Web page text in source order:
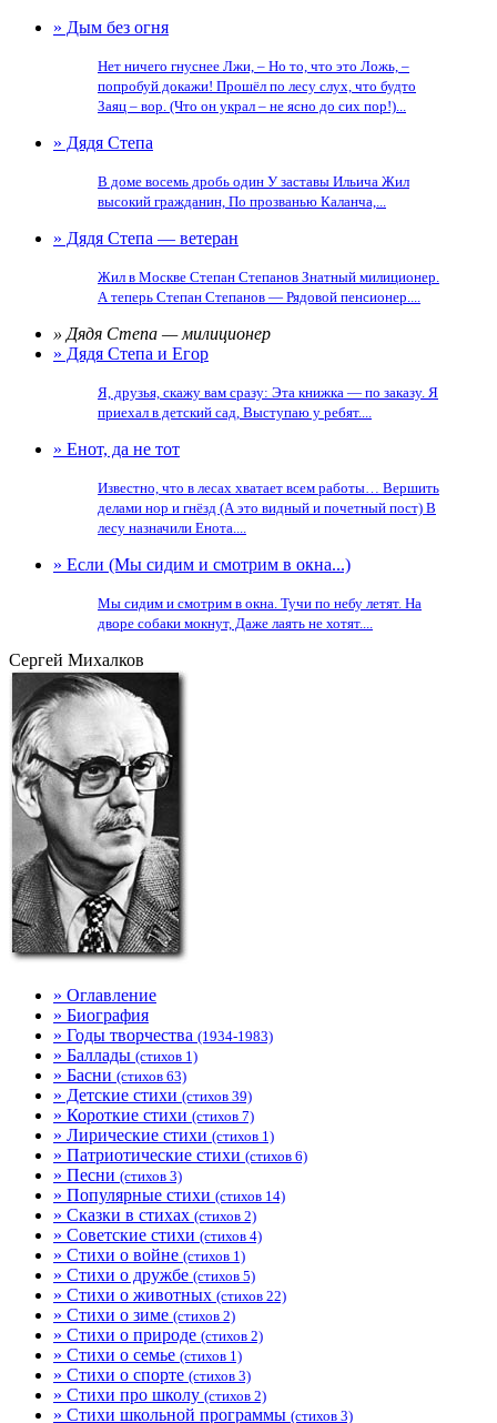
» Дым без огня
Нет ничего гнуснее Лжи, – Но то, что это Ложь, –
попробуй докажи! Прошёл по лесу слух, что будто
Заяц – вор. (Что он украл – не ясно до сих пор!)...
» Дядя Степа
В доме восемь дробь один У заставы Ильича Жил
высокий гражданин, По прозванью Каланча,...
» Дядя Степа — ветеран
Жил в Москве Степан Степанов Знатный милиционер.
А теперь Степан Степанов — Рядовой пенсионер....
» Дядя Степа — милиционер
» Дядя Степа и Егор
Я, друзья, скажу вам сразу: Эта книжка — по заказу. Я
приехал в детский сад, Выступаю у ребят....
» Енот, да не тот
Известно, что в лесах хватает всем работы… Вершить
делами нор и гнёзд (А это видный и почетный пост) В
лесу назначили Енота....
» Если (Мы сидим и смотрим в окна...)
Мы сидим и смотрим в окна. Тучи по небу летят. На
дворе собаки мокнут, Даже лаять не хотят....
Сергей Михалков
» Оглавление
» Биография
» Годы творчества (1934-1983)
» Баллады (стихов 1)
» Басни (стихов 63)
» Детские стихи (стихов 39)
» Короткие стихи (стихов 7)
» Лирические стихи (стихов 1)
» Патриотические стихи (стихов 6)
» Песни (стихов 3)
» Популярные стихи (стихов 14)
» Сказки в стихах (стихов 2)
» Советские стихи (стихов 4)
» Стихи о войне (стихов 1)
» Стихи о дружбе (стихов 5)
» Стихи о животных (стихов 22)
» Стихи о зиме (стихов 2)
» Стихи о природе (стихов 2)
» Стихи о семье (стихов 1)
» Стихи о спорте (стихов 3)
» Стихи про школу (стихов 2)
» Стихи школьной программы (стихов 3)